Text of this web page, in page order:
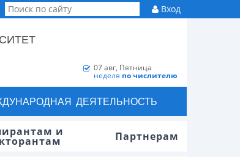
Вход
07 авг, Пятница
неделя по числителю
ДЕЯТЕЛЬНОСТЬ
и Партнерам